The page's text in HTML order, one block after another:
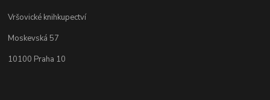
Vršovické knihkupectví
Moskevská 57
10100 Praha 10